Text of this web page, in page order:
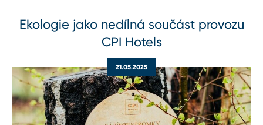
Ekologie jako nedílná součást provozu
CPI Hotels
21.05.2025